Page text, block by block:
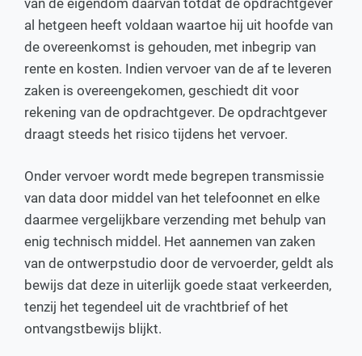
van de eigendom daarvan totdat de opdrachtgever
al hetgeen heeft voldaan waartoe hij uit hoofde van
de overeenkomst is gehouden, met inbegrip van
rente en kosten. Indien vervoer van de af te leveren
zaken is overeengekomen, geschiedt dit voor
rekening van de opdrachtgever. De opdrachtgever
draagt steeds het risico tijdens het vervoer.
Onder vervoer wordt mede begrepen transmissie
van data door middel van het telefoonnet en elke
daarmee vergelijkbare verzending met behulp van
enig technisch middel. Het aannemen van zaken
van de ontwerpstudio door de vervoerder, geldt als
bewijs dat deze in uiterlijk goede staat verkeerden,
tenzij het tegendeel uit de vrachtbrief of het
ontvangstbewijs blijkt.